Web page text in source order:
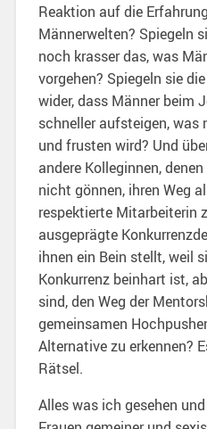
Reaktion auf die
Männerwelten? Spiegeln
noch krasser das, was
vorgehen? Spiegeln sie
wider, dass Männer beim
schneller aufsteigen,
und frusten wird? Und
andere Kolleginnen,
nicht gönnen, ihren Weg
respektierte Mitarbeiterin
ausgeprägte
ihnen ein Bein stellt, weil
Konkurrenz beinhart ist,
sind, den Weg der
gemeinsamen
Alternative zu erkennen?
Rätsel.
Alles was ich gesehen